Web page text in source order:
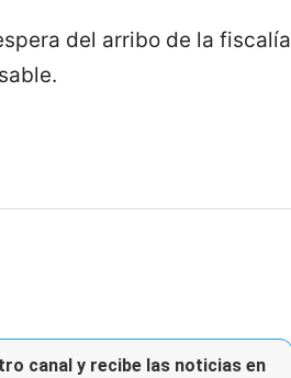
del arribo de la fiscalía
canal y recibe las noticias en